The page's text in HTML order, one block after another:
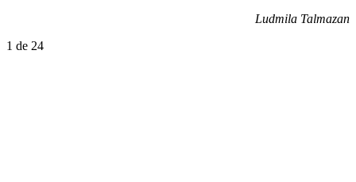
Ludmila Talmazan
1 de 24